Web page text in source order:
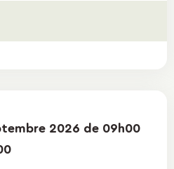
2026 de 09h00